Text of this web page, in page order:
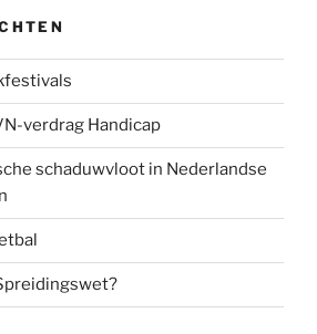
verdrag Handicap
schaduwvloot in Nederlandse